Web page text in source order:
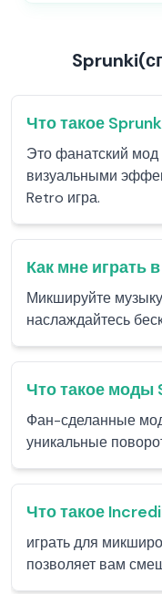
Что такое
Это фанатский
визуальными
Retro игра.
Как мне играть
Микшируйте
наслаждайтесь
Что такое моды
Фан-сделанные
уникальные
Что такое
играть для
позволяет вам